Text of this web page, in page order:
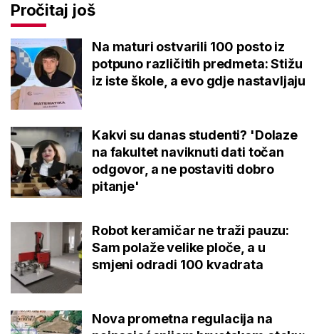
Pročitaj još
Na maturi ostvarili 100 posto iz
potpuno različitih predmeta: Stižu
iz iste škole, a evo gdje nastavljaju
Kakvi su danas studenti? 'Dolaze
na fakultet naviknuti dati točan
odgovor, a ne postaviti dobro
pitanje'
Robot keramičar ne traži pauzu:
Sam polaže velike ploče, a u
smjeni odradi 100 kvadrata
Nova prometna regulacija na